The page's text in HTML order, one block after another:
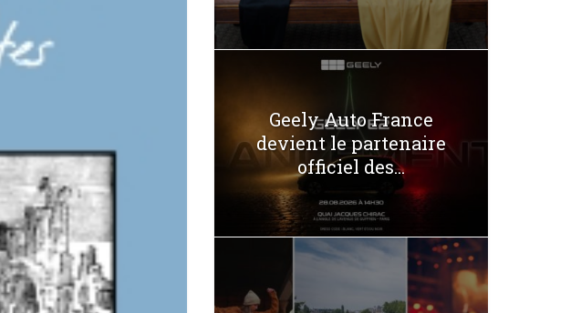
Geely Auto France
devient le partenaire
officiel des...